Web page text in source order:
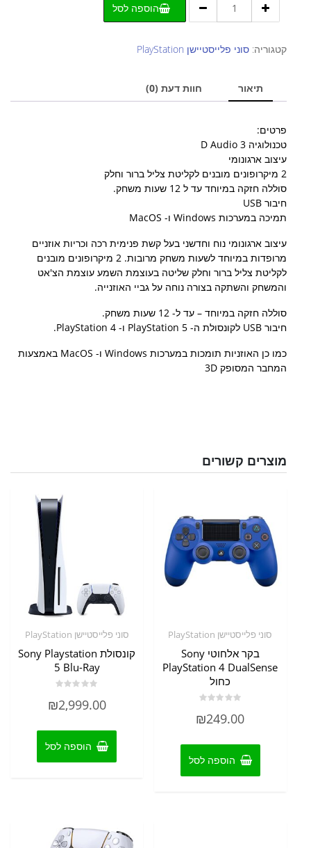
אלחוטיות
דגם
ZWH1-
E
הוספה לסל
קטגוריה: סוני פלייסטיישן PlayStation
תיאור חוות דעת (0)
פרטים:
טכנולוגיה 3 D Audio
עיצוב ארגונומי
2 מיקרופונים מובנים לקליטת צליל ברור וחלק
סוללה חזקה במיוחד עד ל 12 שעות משחק.
חיבור USB
תמיכה במערכות Windows ו- MacOS
עיצוב ארגונומי נוח וחדשני בעל קשת פנימית רכה וכריות אוזניים
מרופדות במיוחד לשעות משחק מרובות. 2 מיקרופונים מובנים
לקליטת צליל ברור וחלק שליטה בעוצמת השמע עוצמת הצ'אט
והמשחק והשתקה בצורה נוחה על גביי האוזנייה.
סוללה חזקה במיוחד – עד ל- 12 שעות משחק.
חיבור USB לקונסולת ה- PlayStation 5 ו- PlayStation 4.
כמו כן האוזניות תומכות במערכות Windows ו- MacOS באמצעות
המחבר המסופק 3D
מוצרים קשורים
סוני פלייסטיישן PlayStation
בקר אלחוטי Sony
PlayStation 4 DualSense
כחול
0
₪249.00
הוספה לסל
סוני פלייסטיישן PlayStation
קונסולת Sony Playstation
5 Blu-Ray
0
₪2,999.00
הוספה לסל